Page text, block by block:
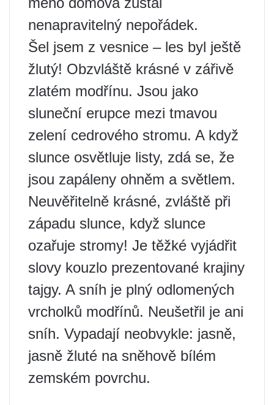
nenapravitelný nepořádek.
Šel jsem z vesnice – les byl ještě
žlutý! Obzvláště krásné v zářivě
zlatém modřínu. Jsou jako
sluneční erupce mezi tmavou
zelení cedrového stromu. A když
slunce osvětluje listy, zdá se, že
jsou zapáleny ohněm a světlem.
Neuvěřitelně krásné, zvláště při
západu slunce, když slunce
ozařuje stromy! Je těžké vyjádřit
slovy kouzlo prezentované krajiny
tajgy. A sníh je plný odlomených
vrcholků modřínů. Neušetřil je ani
sníh. Vypadají neobvykle: jasně,
jasně žluté na sněhově bílém
zemském povrchu.